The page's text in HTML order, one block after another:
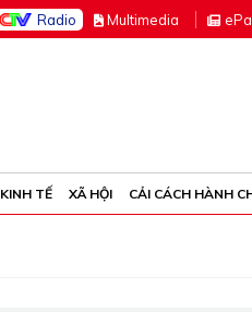
Radio Multimedia eP
KINH TẾ XÃ HỘI CẢI CÁCH HÀNH